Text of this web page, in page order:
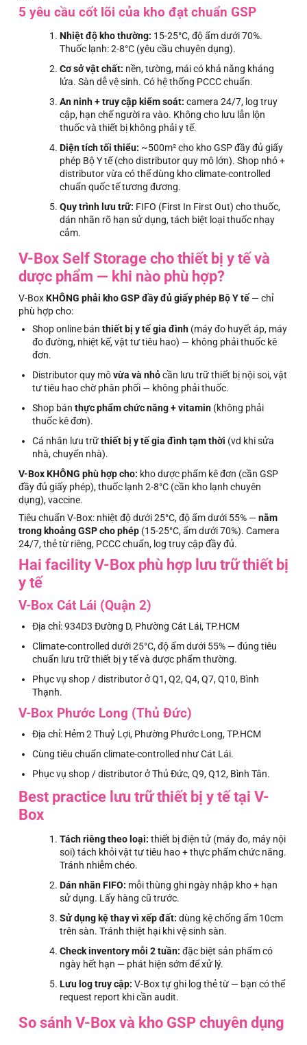
5 yêu cầu cốt lõi của kho đạt chuẩn GSP
Nhiệt độ kho thường: 15-25°C, độ ẩm dưới 70%.
Thuốc lạnh: 2-8°C (yêu cầu chuyên dụng).
Cơ sở vật chất: nền, tường, mái có khả năng kháng
lửa. Sàn dễ vệ sinh. Có hệ thống PCCC chuẩn.
An ninh + truy cập kiểm soát: camera 24/7, log truy
cập, hạn chế người ra vào. Không cho lưu lẫn lộn
thuốc và thiết bị không phải y tế.
Diện tích tối thiểu: ~500m² cho kho GSP đầy đủ giấy
phép Bộ Y tế (cho distributor quy mô lớn). Shop nhỏ +
distributor vừa có thể dùng kho climate-controlled
chuẩn quốc tế tương đương.
Quy trình lưu trữ: FIFO (First In First Out) cho thuốc,
dán nhãn rõ hạn sử dụng, tách biệt loại thuốc nhạy
cảm.
V-Box Self Storage cho thiết bị y tế và
dược phẩm — khi nào phù hợp?
V-BoxKHÔNG phải kho GSP đầy đủ giấy phép Bộ Y tế— chỉ
phù hợp cho:
Shop online bán thiết bị y tế gia đình(máy đo huyết áp, máy
đo đường, nhiệt kế, vật tư tiêu hao) — không phải thuốc kê
đơn.
Distributor quy môvừa và nhỏcần lưu trữ thiết bị nội soi, vật
tư tiêu hao chờ phân phối — không phải thuốc.
Shop bán thực phẩm chức năng + vitamin(không phải
thuốc kê đơn).
Cá nhân lưu trữthiết bị y tế gia đình tạm thời (vd khi sửa
nhà, chuyển nhà).
V-Box KHÔNG phù hợp cho: kho dược phẩm kê đơn (cần GSP
đầy đủ giấy phép), thuốc lạnh 2-8°C (cần kho lạnh chuyên
dụng), vaccine.
Tiêu chuẩn V-Box: nhiệt độ dưới 25°C, độ ẩm dưới 55% —nằm
trong khoảng GSP cho phép(15-25°C, ẩm dưới 70%). Camera
24/7, thẻ từ riêng, PCCC chuẩn, log truy cập đầy đủ.
Hai facility V-Box phù hợp lưu trữ thiết bị
y tế
V-Box Cát Lái (Quận 2)
Địa chỉ: 934D3 Đường D, Phường Cát Lái, TP.HCM
Climate-controlled dưới 25°C, độ ẩm dưới 55% — đúng tiêu
chuẩn lưu trữ thiết bị y tế và dược phẩm thường.
Phục vụ shop / distributor ở Q1, Q2, Q4, Q7, Q10, Bình
Thạnh.
V-Box Phước Long (Thủ Đức)
Địa chỉ: Hẻm 2 Thuỷ Lợi, Phường Phước Long, TP.HCM
Cùng tiêu chuẩn climate-controlled như Cát Lái.
Phục vụ shop / distributor ở Thủ Đức, Q9, Q12, Bình Tân.
Best practice lưu trữ thiết bị y tế tại V-
Box
Tách riêng theo loại: thiết bị điện tử (máy đo, máy nội
soi) tách khỏi vật tư tiêu hao + thực phẩm chức năng.
Tránh nhiễm chéo.
Dán nhãn FIFO: mỗi thùng ghi ngày nhập kho + hạn
sử dụng. Lấy hàng cũ trước.
Sử dụng kệ thay vì xếp đất: dùng kệ chống ẩm 10cm
trên sàn. Tránh thiệt hại khi vệ sinh sàn.
Check inventory mỗi 2 tuần: đặc biệt sản phẩm có
ngày hết hạn — phát hiện sớm để xử lý.
Lưu log truy cập: V-Box tự ghi log thẻ từ — bạn có thể
request report khi cần audit.
So sánh V-Box và kho GSP chuyên dụng